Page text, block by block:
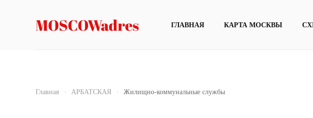
MOSCOWadres ГЛАВНАЯ КАРТА МОСКВЫ
Главная АРБАТСКАЯ Жилищно-коммунальные службы